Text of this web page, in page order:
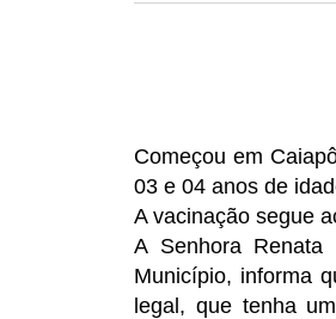
Começou em
03 e 04 anos de
A vacinação segue
A Senhora Renata
Município, informa
legal, que tenha